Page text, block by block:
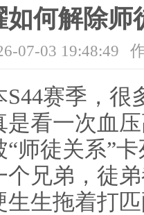
如何解除师
07-03 19:48:49
赛季，
是看一次血
师徒关系”
个兄弟，徒
生生拖着打